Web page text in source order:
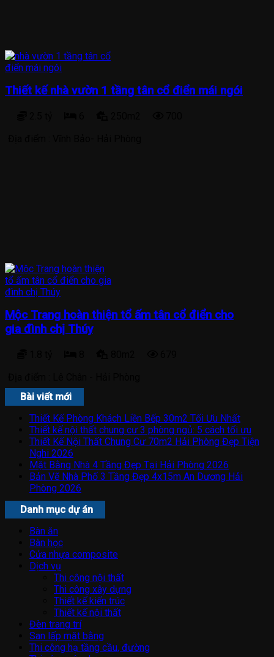
Thiết kế nhà vườn 1 tầng tân cổ điển mái ngói
Mộc Trang hoàn thiện tổ ấm tân cổ điển cho
gia đình chị Thúy
Bài viết mới
Thiết Kế Phòng Khách Liền Bếp 30m2 Tối Ưu Nhất
Thiết kế nội thất chung cư 3 phòng ngủ: 5 cách tối ưu
Thiết Kế Nội Thất Chung Cư 70m2 Hải Phòng Đẹp Tiện
Nghi 2026
Mặt Bằng Nhà 4 Tầng Đẹp Tại Hải Phòng 2026
Bản Vẽ Nhà Phố 3 Tầng Đẹp 4x15m An Dương Hải
Phòng 2026
Danh mục dự án
Bàn ăn
Bàn học
Cửa nhựa composite
Dịch vụ
Thi công nội thất
Thi công xây dựng
Thiết kế kiến trúc
Thiết kế nội thất
Đèn trang trí
San lấp mặt bằng
Thi công hạ tầng cầu, đường